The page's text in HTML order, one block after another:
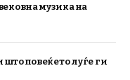
музика на
повеќето луѓе ги